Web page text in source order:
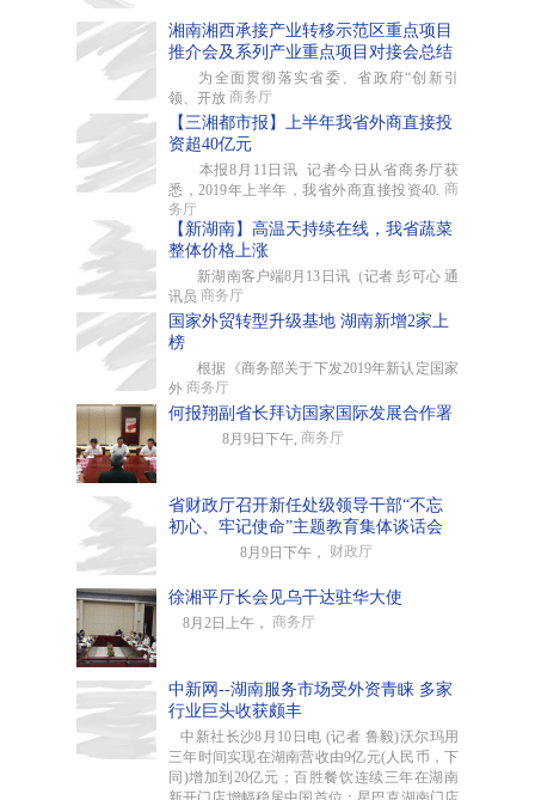
湘南湘西承接产业转移示范区重点项目
推介会及系列产业重点项目对接会总结
为全面贯彻落实省委、省政府“创新引
领、开放 商务厅
【三湘都市报】上半年我省外商直接投
资超40亿元
本报8月11日讯 记者今日从省商务厅获
悉，2019年上半年，我省外商直接投资40. 商
务厅
【新湖南】高温天持续在线，我省蔬菜
整体价格上涨
新湖南客户端8月13日讯（记者 彭可心 通
讯员 商务厅
国家外贸转型升级基地 湖南新增2家上
榜
根据《商务部关于下发2019年新认定国家
外 商务厅
何报翔副省长拜访国家国际发展合作署
8月9日下午, 商务厅
省财政厅召开新任处级领导干部“不忘
初心、牢记使命”主题教育集体谈话会
8月9日下午， 财政厅
徐湘平厅长会见乌干达驻华大使
8月2日上午， 商务厅
中新网--湖南服务市场受外资青睐 多家
行业巨头收获颇丰
中新社长沙8月10日电 (记者 鲁毅)沃尔玛用
三年时间实现在湖南营收由9亿元(人民币，下
同)增加到20亿元；百胜餐饮连续三年在湖南